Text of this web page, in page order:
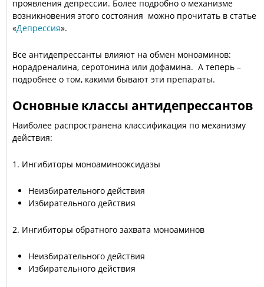
проявления депрессии. Более подробно о механизме
возникновения этого состояния можно прочитать в статье
«Депрессия».
Все антидепрессанты влияют на обмен моноаминов:
норадреналина, серотонина или дофамина. А теперь –
подробнее о том, какими бывают эти препараты.
Основные классы антидепрессантов
Наиболее распространена классификация по механизму
действия:
1. Ингибиторы моноаминооксидазы
Неизбирательного действия
Избирательного действия
2. Ингибиторы обратного захвата моноаминов
Неизбирательного действия
Избирательного действия